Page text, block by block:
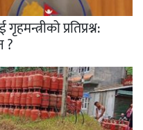
प्रतिप्रश्न:
?